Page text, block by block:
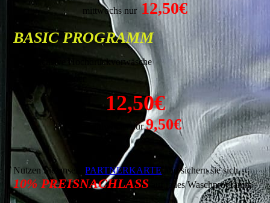
mittwochs nur12,50€
BASIC PROGRAMM
Intensive Hochdruckvorwäsche
12,50€
mittwochs nur9,50€
Nutzen Sie unserePARTNERKARTE und sichern sie sich
10% PREISNACHLASS auf jedes Waschprogramm